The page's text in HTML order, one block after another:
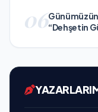
06“Dehşetin